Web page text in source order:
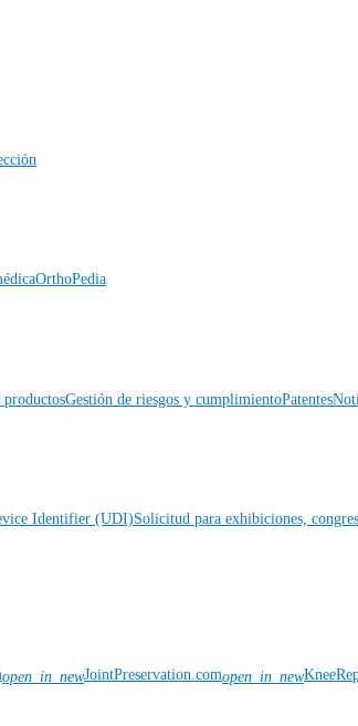
OrthoPedia
productosGestión de riesgos y cumplimientoPatentes
Identifier (UDI)Solicitud para exhibiciones,
open_in_newJointPreservation.comopen_in_new